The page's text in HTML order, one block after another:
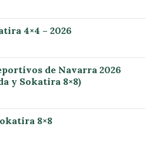
4×4 – 2026
de Navarra 2026
y Sokatira 8×8)
8×8